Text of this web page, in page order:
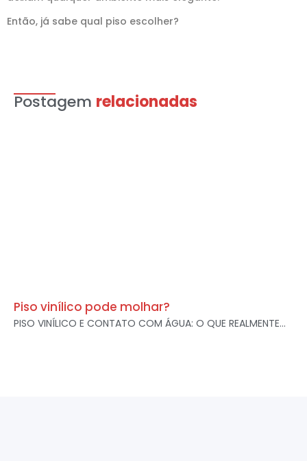
Então, já sabe qual piso escolher?
Postagem relacionadas
Piso vinílico pode molhar?
PISO VINÍLICO E CONTATO COM ÁGUA: O QUE REALMENTE...